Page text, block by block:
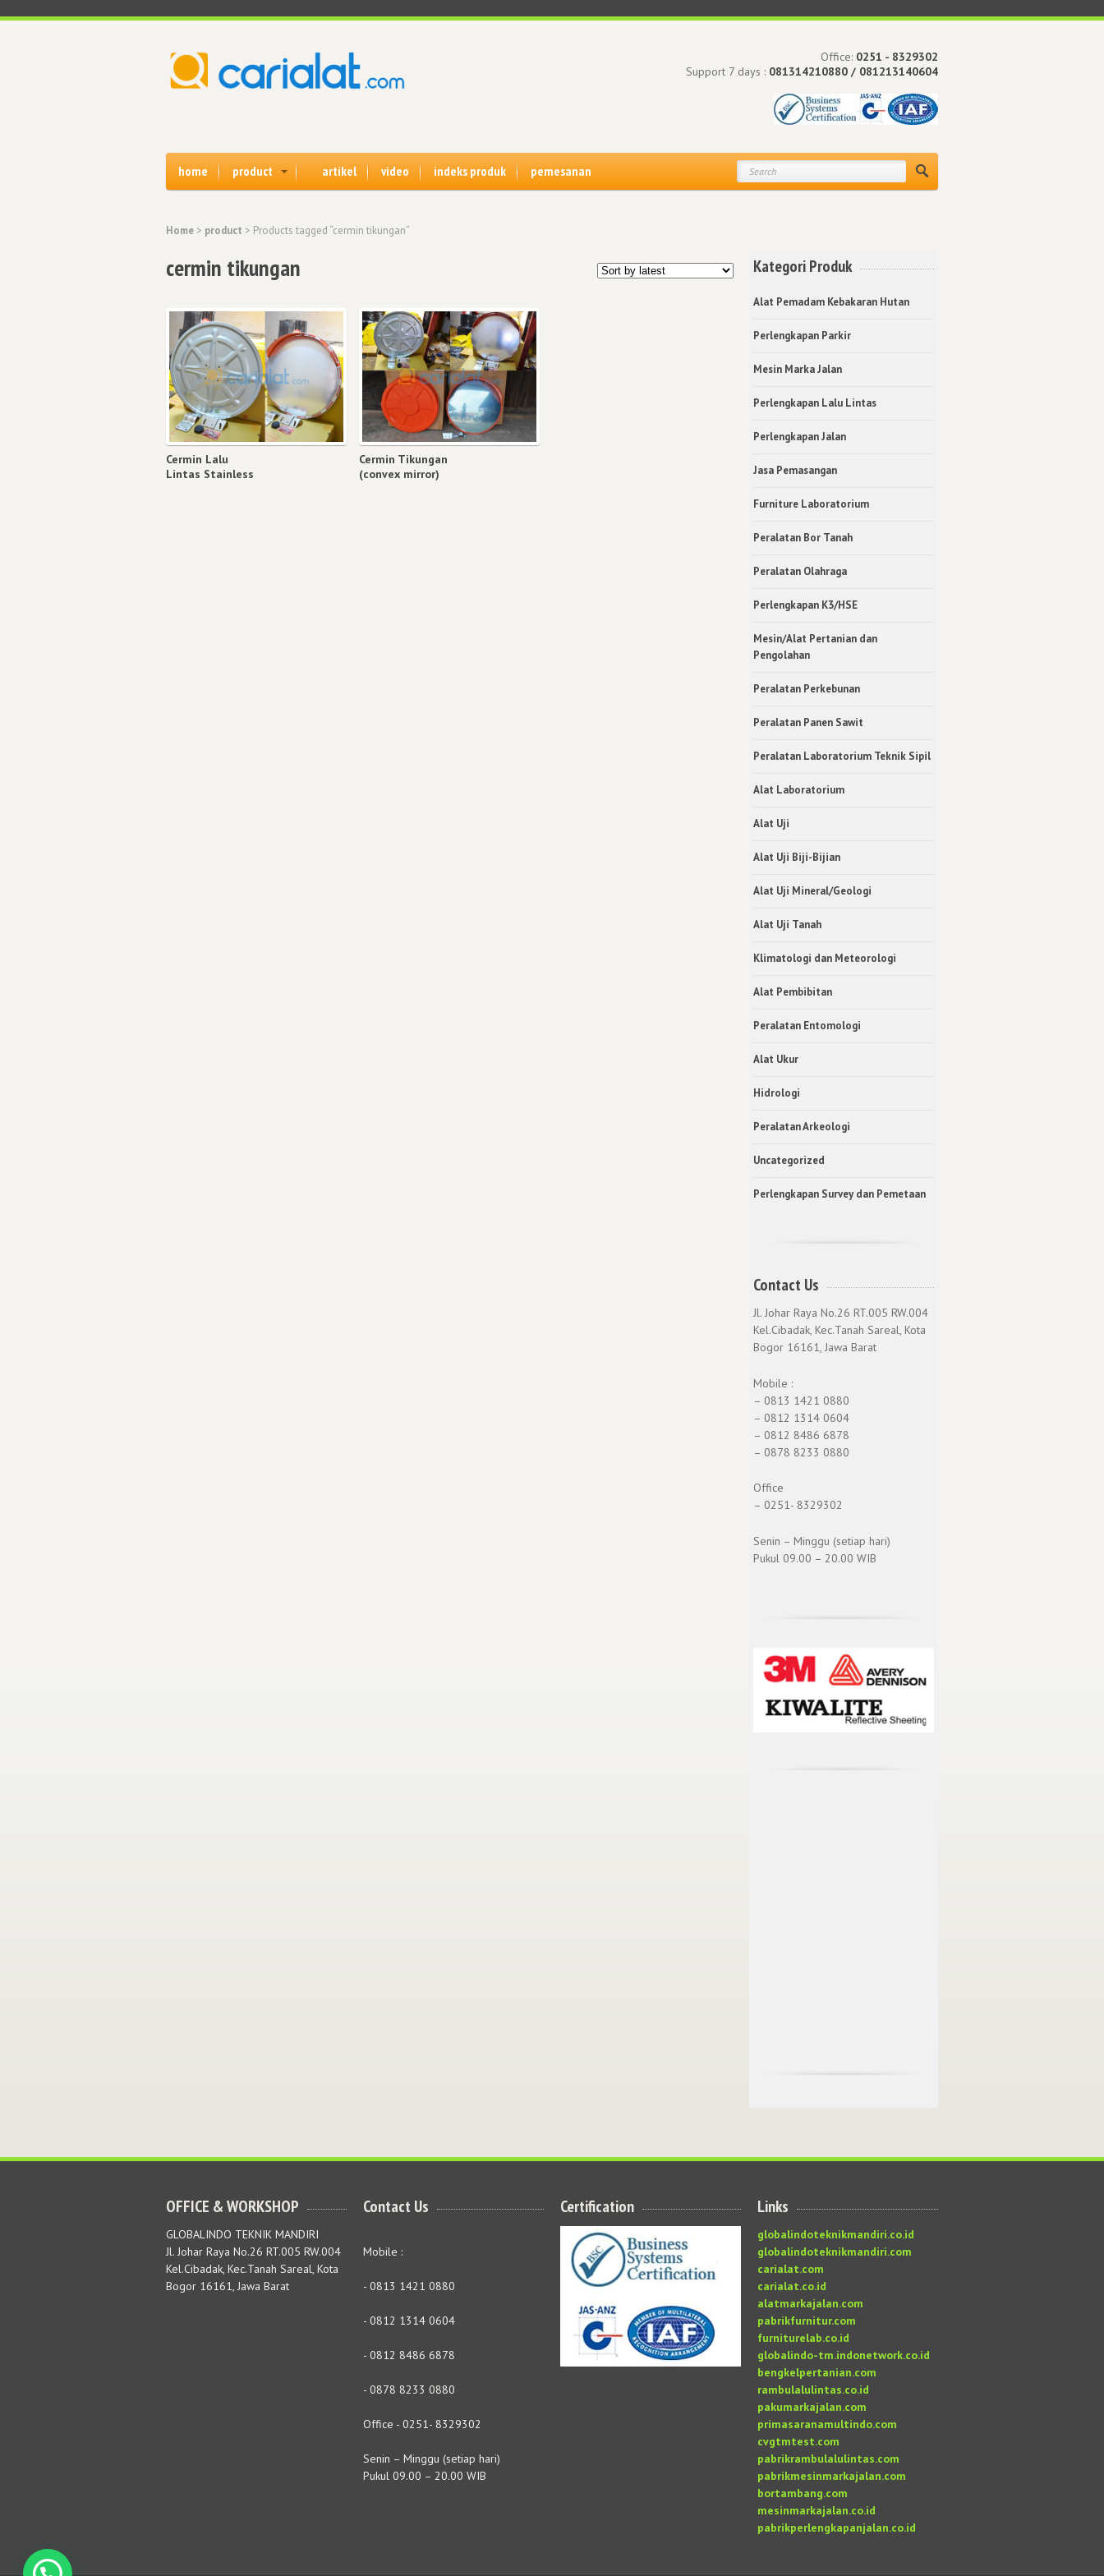
Office: 0251 - 8329302
Support 7 days : 081314210880 / 081213140604
home product artikel video indeks produk pemesanan
Home > product > Products tagged “cermin tikungan”
cermin tikungan
Cermin Lalu
Lintas Stainless
Cermin Tikungan
(convex mirror)
Kategori Produk
Alat Pemadam Kebakaran Hutan
Perlengkapan Parkir
Mesin Marka Jalan
Perlengkapan Lalu Lintas
Perlengkapan Jalan
Jasa Pemasangan
Furniture Laboratorium
Peralatan Bor Tanah
Peralatan Olahraga
Perlengkapan K3/HSE
Mesin/Alat Pertanian dan
Pengolahan
Peralatan Perkebunan
Peralatan Panen Sawit
Peralatan Laboratorium Teknik Sipil
Alat Laboratorium
Alat Uji
Alat Uji Biji-Bijian
Alat Uji Mineral/Geologi
Alat Uji Tanah
Klimatologi dan Meteorologi
Alat Pembibitan
Peralatan Entomologi
Alat Ukur
Hidrologi
Peralatan Arkeologi
Uncategorized
Perlengkapan Survey dan Pemetaan
Contact Us
Jl. Johar Raya No.26 RT.005 RW.004
Kel.Cibadak, Kec.Tanah Sareal, Kota
Bogor 16161, Jawa Barat
Mobile :
– 0813 1421 0880
– 0812 1314 0604
– 0812 8486 6878
– 0878 8233 0880
Office
– 0251- 8329302
Senin – Minggu (setiap hari)
Pukul 09.00 – 20.00 WIB
OFFICE & WORKSHOP
GLOBALINDO TEKNIK MANDIRI
Jl. Johar Raya No.26 RT.005 RW.004
Kel.Cibadak, Kec.Tanah Sareal, Kota
Bogor 16161, Jawa Barat
Contact Us
Mobile :
- 0813 1421 0880
- 0812 1314 0604
- 0812 8486 6878
- 0878 8233 0880
Office - 0251- 8329302
Senin – Minggu (setiap hari)
Pukul 09.00 – 20.00 WIB
Certification Links
globalindoteknikmandiri.co.id
globalindoteknikmandiri.com
carialat.com
carialat.co.id
alatmarkajalan.com
pabrikfurnitur.com
furniturelab.co.id
globalindo-tm.indonetwork.co.id
bengkelpertanian.com
rambulalulintas.co.id
pakumarkajalan.com
primasaranamultindo.com
cvgtmtest.com
pabrikrambulalulintas.com
pabrikmesinmarkajalan.com
bortambang.com
mesinmarkajalan.co.id
pabrikperlengkapanjalan.co.id